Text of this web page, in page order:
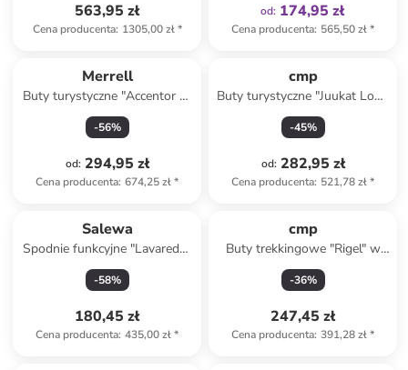
563,95 zł
Cena producenta: 1305,00 zł*
od: 174,95 zł
Cena producenta: 565,50 zł*
Merrell
Buty turystyczne "Accentor 3"
w kolorze czarnym
-56%
od: 294,95 zł
Cena producenta: 674,25 zł*
cmp
Buty turystyczne "Juukat Low"
w kolorze szarobrązowo-
błękitnym
-45%
od: 282,95 zł
Cena producenta: 521,78 zł*
Salewa
Spodnie funkcyjne "Lavaredo"
w kolorze czerwonym
-58%
180,45 zł
Cena producenta: 435,00 zł*
cmp
Buty trekkingowe "Rigel" w
kolorze czarnym
-36%
247,45 zł
Cena producenta: 391,28 zł*